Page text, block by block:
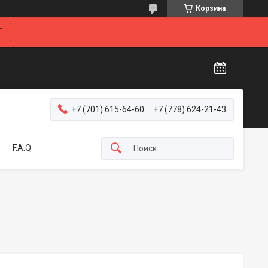
Корзина
+7 (701) 615-64-60 +7 (778) 624-21-43
F.A.Q